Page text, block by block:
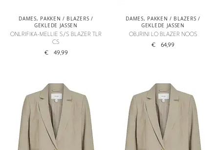
DAMES, PAKKEN / BLAZERS /
GEKLEDE JASSEN
ONLRIFIKA-MELLIE S/S BLAZER TLR
CS
€ 49,99
DAMES, PAKKEN / BLAZERS /
GEKLEDE JASSEN
OBJRINI LO BLAZER NOOS
€ 64,99